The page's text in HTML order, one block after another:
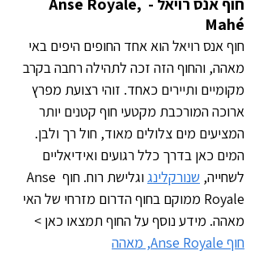
Mahé
חוף אנס רויאל הוא אחד החופים היפים באי
מאהה, והחוף הזה זכה לתהילה רחבה בקרב
מקומיים ותיירים כאחד. זוהי רצועת מפרץ
ארוכה המורכבת מקטעי חוף קטנים יותר
המציעים מים צלולים מאוד, חול רך ולבן.
המים כאן בדרך כלל רגועים ואידיאליים
לשחייה, שנורקלינג
וגלישת רוח. חוף Anse
Royale ממוקם בחוף הדרום מזרחי של האי
מאהה. מידע נוסף על החוף תמצאו כאן >
חוף Anse Royale, מאהה